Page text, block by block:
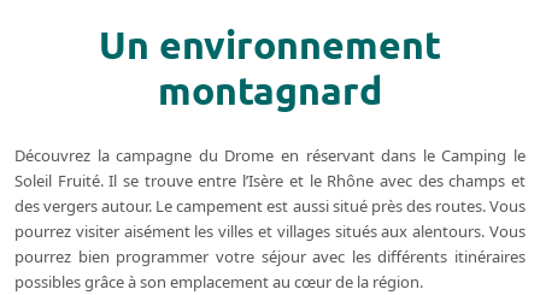
Un environnement
montagnard
Découvrez la campagne du Drome en réservant dans le Camping le
Soleil Fruité. Il se trouve entre l’Isère et le Rhône avec des champs et
des vergers autour. Le campement est aussi situé près des routes. Vous
pourrez visiter aisément les villes et villages situés aux alentours. Vous
pourrez bien programmer votre séjour avec les différents itinéraires
possibles grâce à son emplacement au cœur de la région.